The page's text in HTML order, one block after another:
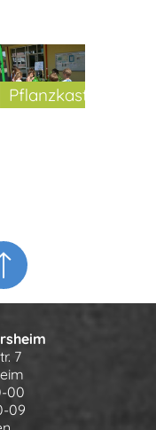
Pflanzkasten
7
00
09